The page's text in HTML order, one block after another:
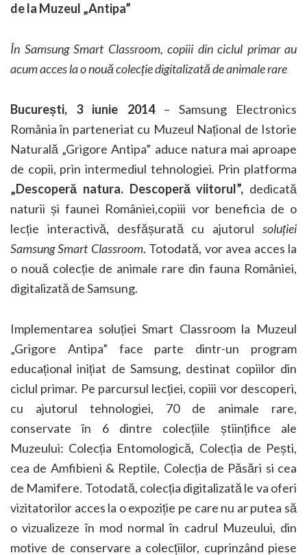
de la Muzeul „Antipa”
În Samsung Smart Classroom, copiii din ciclul primar au
acum acces la o nouă colecție digitalizată de animale rare
București, 3 iunie 2014– Samsung Electronics
România în parteneriat cu Muzeul Național de Istorie
Naturală „Grigore Antipa” aduce natura mai aproape
de copii, prin intermediul tehnologiei. Prin platforma
„Descoperă natura. Descoperă viitorul”, dedicată
naturii și faunei României,copiii vor beneficia de o
lecție interactivă, desfășurată cu ajutorul soluției
Samsung Smart Classroom. Totodată, vor avea acces la
o nouă colecție de animale rare din fauna României,
digitalizată de Samsung.
Implementarea soluției Smart Classroom la Muzeul
„Grigore Antipa” face parte dintr-un program
educațional inițiat de Samsung, destinat copiilor din
ciclul primar. Pe parcursul lecției, copiii vor descoperi,
cu ajutorul tehnologiei, 70 de animale rare,
conservate în 6 dintre colecțiile științifice ale
Muzeului: Colecția Entomologică, Colecția de Pești,
cea de Amfibieni & Reptile, Colecția de Păsări si cea
de Mamifere. Totodată, colecția digitalizată le va oferi
vizitatorilor acces la o expoziție pe care nu ar putea să
o vizualizeze în mod normal în cadrul Muzeului, din
motive de conservare a colecțiilor, cuprinzând piese